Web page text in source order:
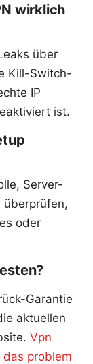
wirklich
über
Kill-Switch-
IP
ist.
Server-
überprüfen,
oder
Garantie
aktuellen
Vpn
problem